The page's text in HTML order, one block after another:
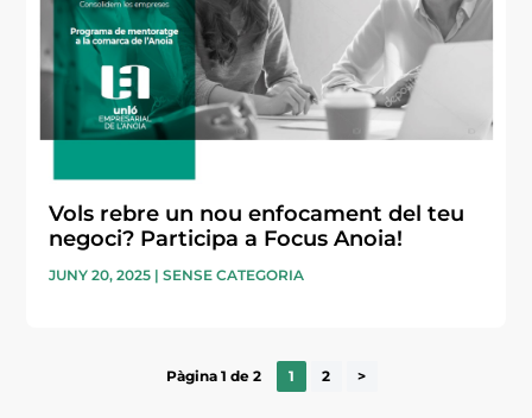
Vols rebre un nou enfocament del teu
negoci? Participa a Focus Anoia!
JUNY 20, 2025 |SENSE CATEGORIA
Pàgina 1 de 2 1 2 >